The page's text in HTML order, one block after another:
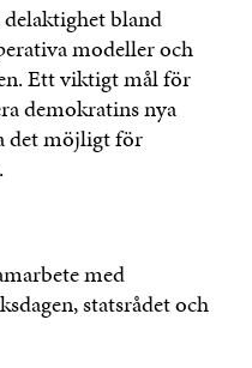
bland
modeller och
Ett viktigt mål för
demokratins nya
det möjligt för
med
statsrådet och